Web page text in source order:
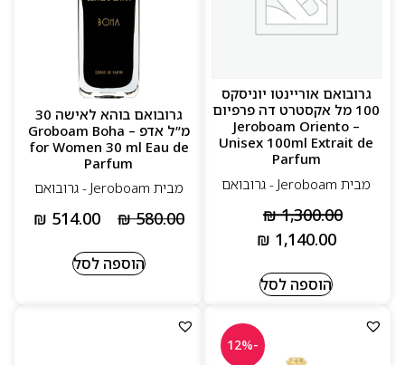
גרובואם אוריינטו יוניסקס
100 מל אקסטרט דה פרפיום
– Jeroboam Oriento
Unisex 100ml Extrait de
Parfum
מבית Jeroboam - גרובואם
₪1,300.00
₪ 1,140.00
הוספה לסל
גרובואם בוהא לאישה 30
מ”ל אדפ – Groboam Boha
for Women 30 ml Eau de
Parfum
מבית Jeroboam - גרובואם
₪580.00
₪ 514.00
הוספה לסל
-12%